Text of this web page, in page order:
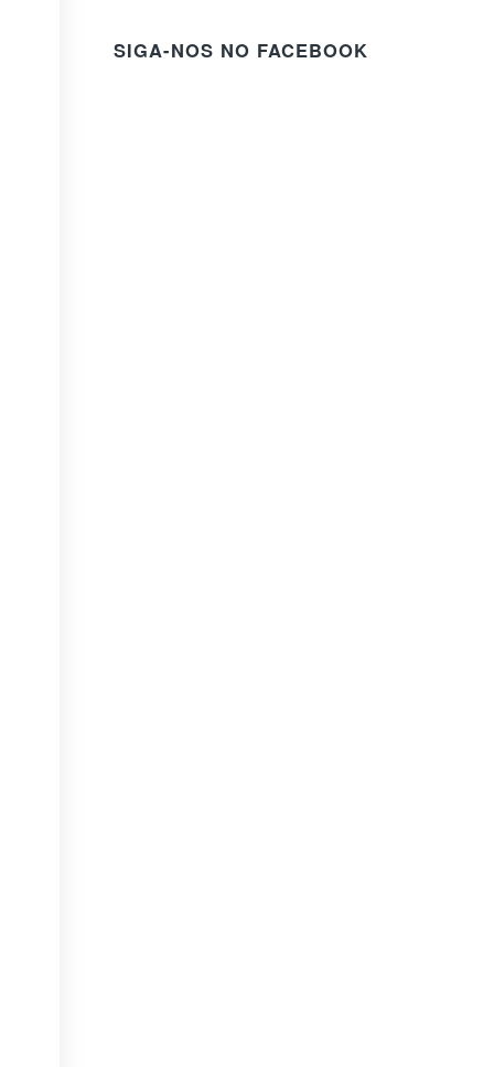
SIGA-NOS NO FACEBOOK